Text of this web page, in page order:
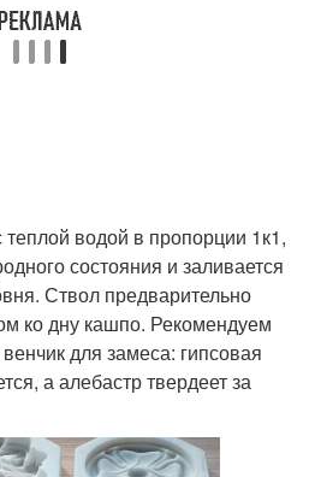
теплой водой в пропорции 1к1,
состояния и заливается
Ствол предварительно
ко дну кашпо. Рекомендуем
для замеса: гипсовая
а алебастр твердеет за